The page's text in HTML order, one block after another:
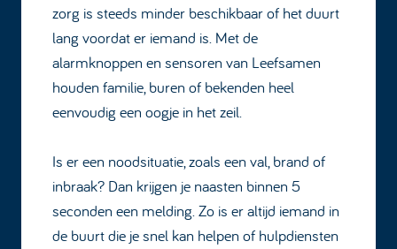
zorg is steeds minder beschikbaar of het duurt
lang voordat er iemand is. Met de
alarmknoppen en sensoren van Leefsamen
houden familie, buren of bekenden heel
eenvoudig een oogje in het zeil.
Is er een noodsituatie, zoals een val, brand of
inbraak? Dan krijgen je naasten binnen 5
seconden een melding. Zo is er altijd iemand in
de buurt die je snel kan helpen of hulpdiensten